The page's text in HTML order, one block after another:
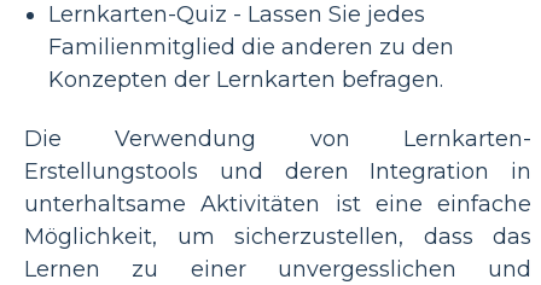
Lernkarten-Quiz - Lassen Sie jedes
Familienmitglied die anderen zu den
Konzepten der Lernkarten befragen.
Die Verwendung von Lernkarten-
Erstellungstools und deren Integration in
unterhaltsame Aktivitäten ist eine einfache
Möglichkeit, um sicherzustellen, dass das
Lernen zu einer unvergesslichen und